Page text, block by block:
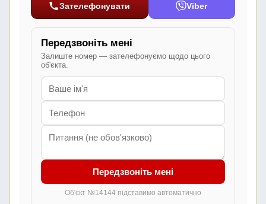
Зателефонувати Viber
Передзвоніть мені
Залиште номер — зателефонуємо щодо цього
об'єкта.
Передзвоніть мені
Об'єкт №14144 підставимо автоматично